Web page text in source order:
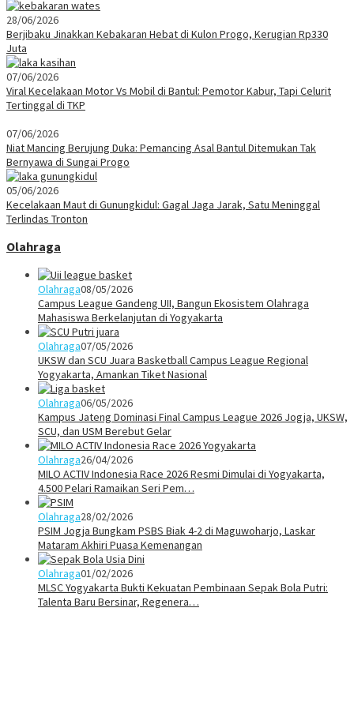
28/06/2026
Berjibaku Jinakkan Kebakaran Hebat di Kulon Progo, Kerugian Rp330
Juta
07/06/2026
Viral Kecelakaan Motor Vs Mobil di Bantul: Pemotor Kabur, Tapi Celurit
Tertinggal di TKP
07/06/2026
Niat Mancing Berujung Duka: Pemancing Asal Bantul Ditemukan Tak
Bernyawa di Sungai Progo
05/06/2026
Kecelakaan Maut di Gunungkidul: Gagal Jaga Jarak, Satu Meninggal
Terlindas Tronton
Olahraga
Olahraga08/05/2026
Campus League Gandeng UII, Bangun Ekosistem Olahraga
Mahasiswa Berkelanjutan di Yogyakarta
Olahraga07/05/2026
UKSW dan SCU Juara Basketball Campus League Regional
Yogyakarta, Amankan Tiket Nasional
Olahraga06/05/2026
Kampus Jateng Dominasi Final Campus League 2026 Jogja, UKSW,
SCU, dan USM Berebut Gelar
Olahraga26/04/2026
MILO ACTIV Indonesia Race 2026 Resmi Dimulai di Yogyakarta,
4.500 Pelari Ramaikan Seri Pem…
Olahraga28/02/2026
PSIM Jogja Bungkam PSBS Biak 4-2 di Maguwoharjo, Laskar
Mataram Akhiri Puasa Kemenangan
Olahraga01/02/2026
MLSC Yogyakarta Bukti Kekuatan Pembinaan Sepak Bola Putri:
Talenta Baru Bersinar, Regenera…